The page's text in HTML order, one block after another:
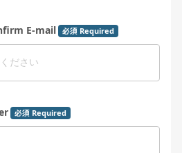
E-mail 必須 Required
必須 Required